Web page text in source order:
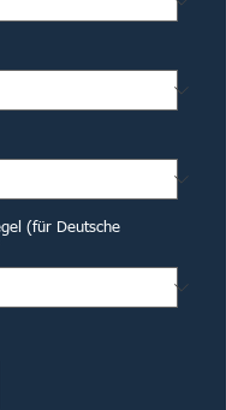
(für Deutsche